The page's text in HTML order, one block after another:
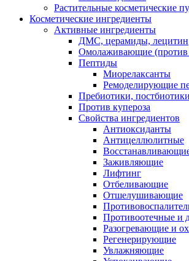
Растительные косметические
Косметические ингредиенты
Активные ингредиенты
ДМС, церамиды, лецитин
Омолаживающие
Пептиды
Миорелаксанты
Ремоделирующие
Пребиотики,
Против купероза
Свойства ингредиентов
Антиоксиданты
Антицеллюлитные
Заживляющие
Лифтинг
Отбеливающие
Отшелушивающие
Противоотечные и
Разогревающие и
Регенерирующие
Увлажняющие